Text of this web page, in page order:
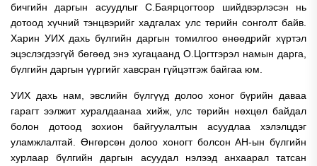
бичгийн даргын асуудлыг С.Баярцогтоор шийдвэрлэсэн нь
дотоод хүчний тэнцвэрийг хадгалах улс төрийн сонголт байв.
Харин УИХ дахь бүлгийн даргын томилгоо өнөөдрийг хүртэл
эцэслэгдээгүй бөгөөд энэ хугацаанд О.Цогтгэрэл намын дарга,
бүлгийн даргын үүргийг хавсран гүйцэтгэж байгаа юм.
УИХ дахь нам, эвслийн бүлгүүд долоо хоног бүрийн даваа
гарагт ээлжит хуралдаанаа хийж, улс төрийн нөхцөл байдал
болон дотоод зохион байгуулалтын асуудлаа хэлэлцдэг
уламжлалтай. Өнгөрсөн долоо хоногт болсон АН-ын бүлгийн
хурлаар бүлгийн даргын асуудал нэлээд анхаарал татсан